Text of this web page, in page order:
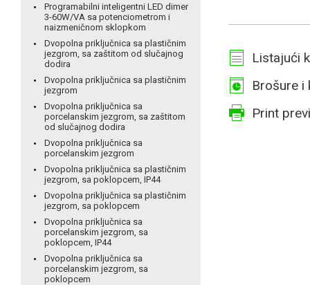
Programabilni inteligentni LED dimer
3-60W/VA sa potenciometrom i
naizmeničnom sklopkom
Dvopolna priključnica sa plastičnim
jezgrom, sa zaštitom od slučajnog
dodira
Dvopolna priključnica sa plastičnim
jezgrom
Dvopolna priključnica sa
porcelanskim jezgrom, sa zaštitom
od slučajnog dodira
Dvopolna priključnica sa
porcelanskim jezgrom
Dvopolna priključnica sa plastičnim
jezgrom, sa poklopcem, IP44
Dvopolna priključnica sa plastičnim
jezgrom, sa poklopcem
Dvopolna priključnica sa
porcelanskim jezgrom, sa
poklopcem, IP44
Dvopolna priključnica sa
porcelanskim jezgrom, sa
poklopcem
Listajući
Brošure i
Print